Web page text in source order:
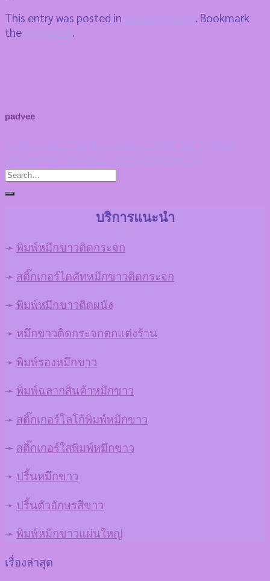
This entry was posted in
. Bookmark
the
.
padvee
บริการแนะนำ
➛ พิมพ์หมึกขาวติดกระจก
➛ สติ๊กเกอร์ไดคัทหมึกขาวติดกระจก
➛ พิมพ์หมึกขาวติดผนัง
➛ หมึกขาวติดกระจกตกแต่งร้าน
➛ พิมพ์รองหมึกขาว
➛ พิมพ์ฉลากสินค้าหมึกขาว
➛ สติ๊กเกอร์โลโก้พิมพ์หมึกขาว
➛ สติ๊กเกอร์ใสพิมพ์หมึกขาว
➛ ปริ้นหมึกขาว
➛ ปริ้นตัวอักษรสีขาว
➛ พิมพ์หมึกขาวแผ่นใหญ่
เรื่องล่าสุด